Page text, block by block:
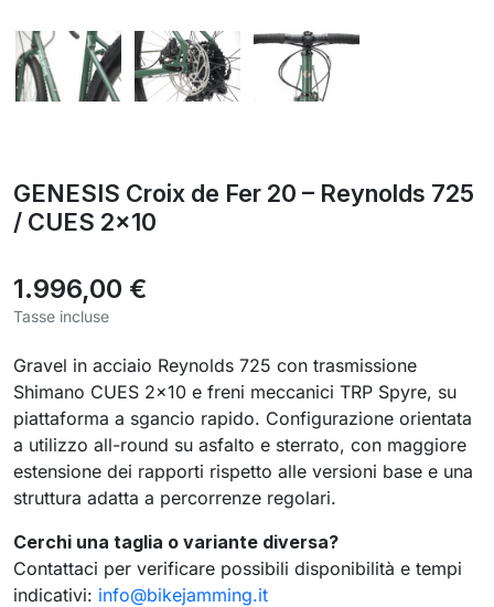
GENESIS Croix de Fer 20 – Reynolds 725
/ CUES 2x10
1.996,00 €
Tasse incluse
Gravel in acciaio Reynolds 725 con trasmissione
Shimano CUES 2×10 e freni meccanici TRP Spyre, su
piattaforma a sgancio rapido. Configurazione orientata
a utilizzo all-round su asfalto e sterrato, con maggiore
estensione dei rapporti rispetto alle versioni base e una
struttura adatta a percorrenze regolari.
Cerchi una taglia o variante diversa?
Contattaci per verificare possibili disponibilità e tempi
indicativi: info@bikejamming.it